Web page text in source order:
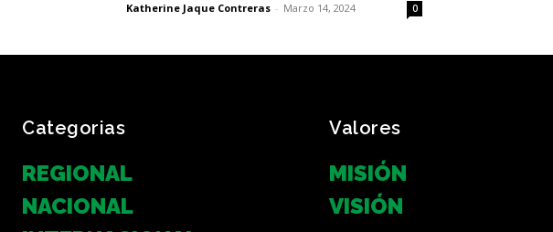
Katherine Jaque Contreras - Marzo 14, 2024 0
Categorias
REGIONAL
NACIONAL
Valores
MISIÓN
VISIÓN